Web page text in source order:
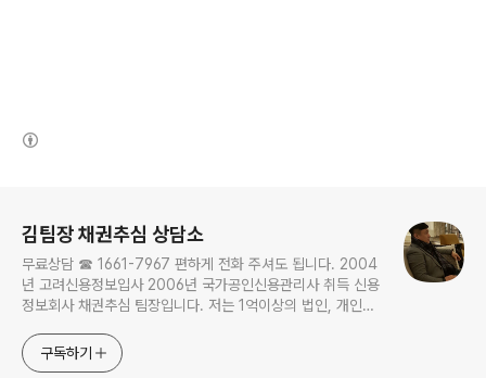
김팀장 채권추심 상담소
무료상담 ☎ 1661-7967 편하게 전화 주셔도 됩니다. 2004
년 고려신용정보입사 2006년 국가공인신용관리사 취득 신용
정보회사 채권추심 팀장입니다. 저는 1억이상의 법인, 개인사
무자 재산 조사·조회, 채권추심이 필요한 채권자는 편하게 노
크하세요!
구독하기